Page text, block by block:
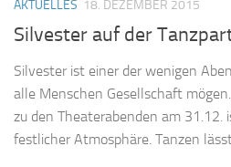
AKTUELLES 18. DEZEMBER 2015
Silvester auf der
Silvester ist einer der wenigen
alle Menschen Gesellschaft
zu den Theaterabenden am 31.12.
festlicher Atmosphäre. Tanzen